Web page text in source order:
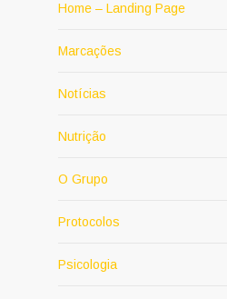
Home – Landing Page
Marcações
Notícias
Nutrição
O Grupo
Protocolos
Psicologia